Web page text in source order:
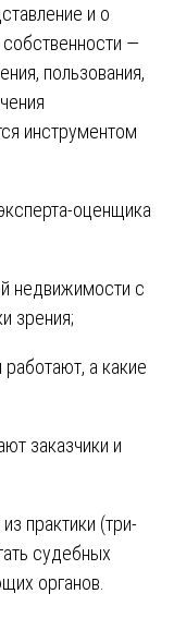
и о
—
пользования,
инструментом
оценщика
недвижимости с
зрения;
а какие
заказчики и
практики (три-
судебных
органов.